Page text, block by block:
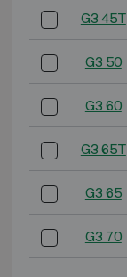
G3 45T
G3 50
G3 60
G3 65T
G3 65
G3 70